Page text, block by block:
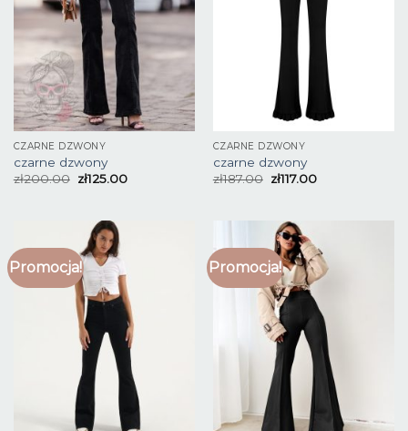
CZARNE DZWONY
czarne dzwony
zł200.00 zł125.00
CZARNE DZWONY
czarne dzwony
zł187.00 zł117.00
Promocja! Promocja!